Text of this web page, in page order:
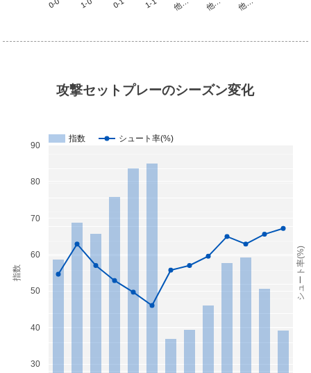
0-0 1-0 0-1 1-1 他… 他… 他…
攻撃セットプレーのシーズン変化
指数 シュート率(%)
30
40
50
60
70
80
90
指数 シュート率(%)